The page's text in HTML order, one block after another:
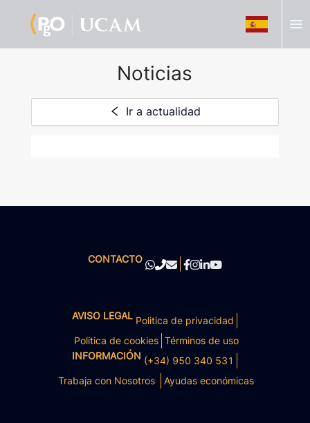
menu
Noticias
Ir a actualidad
CONTACTO
AVISO LEGAL Politica de privacidad
Politica de cookies Términos de uso
INFORMACIÓN (+34) 950 340 531
Trabaja con Nosotros
Ayudas económicas